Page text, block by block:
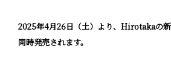
2025年4月26日（土）より、Hirotakaの
同時発売されます。